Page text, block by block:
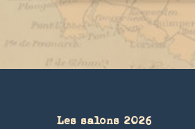
Les salons 2026